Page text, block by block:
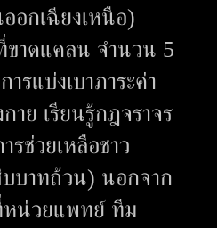
อกเฉียงเหนือ)
ขาดแคลน จำนวน 5
รแบ่งเบาภาระค่า
าย เรียนรู้กฎจราจร
ช่วยเหลือชาว
บาทถ้วน) นอกจาก
หน่วยแพทย์ ทีม